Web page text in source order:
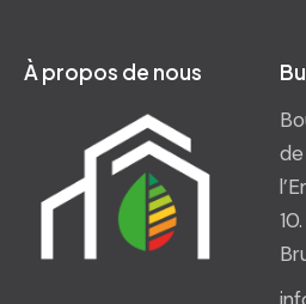
À propos de nous
de